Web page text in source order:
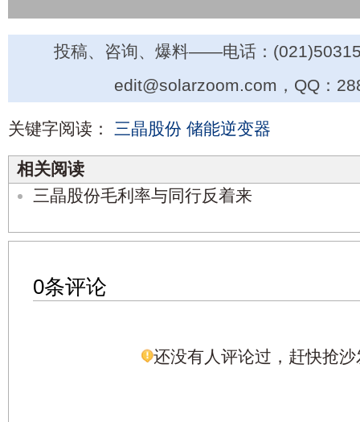
投稿、咨询、爆料——电话：
edit@solarzoom.com，QQ：
关键字阅读： 三晶股份 储能逆变器
相关阅读
三晶股份毛利率与同行反着来
0条评论
还没有人评论过，赶快抢沙